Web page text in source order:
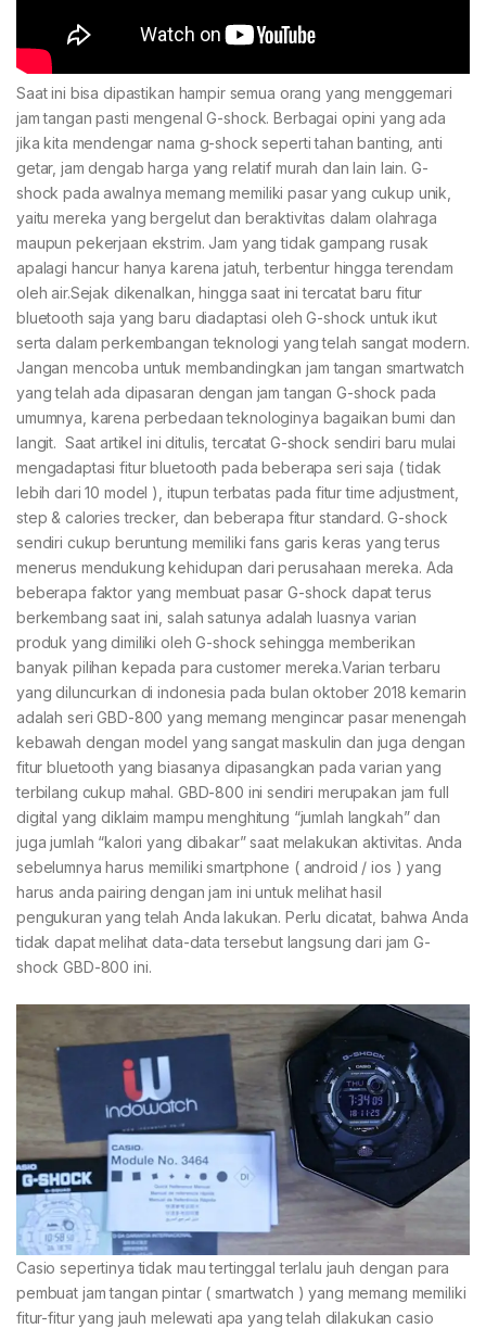
Saat ini bisa dipastikan hampir semua orang yang menggemari
jam tangan pasti mengenal G-shock. Berbagai opini yang ada
jika kita mendengar nama g-shock seperti tahan banting, anti
getar, jam dengab harga yang relatif murah dan lain lain. G-
shock pada awalnya memang memiliki pasar yang cukup unik,
yaitu mereka yang bergelut dan beraktivitas dalam olahraga
maupun pekerjaan ekstrim. Jam yang tidak gampang rusak
apalagi hancur hanya karena jatuh, terbentur hingga terendam
oleh air.Sejak dikenalkan, hingga saat ini tercatat baru fitur
bluetooth saja yang baru diadaptasi oleh G-shock untuk ikut
serta dalam perkembangan teknologi yang telah sangat modern.
Jangan mencoba untuk membandingkan jam tangan smartwatch
yang telah ada dipasaran dengan jam tangan G-shock pada
umumnya, karena perbedaan teknologinya bagaikan bumi dan
langit. Saat artikel ini ditulis, tercatat G-shock sendiri baru mulai
mengadaptasi fitur bluetooth pada beberapa seri saja ( tidak
lebih dari 10 model ), itupun terbatas pada fitur time adjustment,
step & calories trecker, dan beberapa fitur standard. G-shock
sendiri cukup beruntung memiliki fans garis keras yang terus
menerus mendukung kehidupan dari perusahaan mereka. Ada
beberapa faktor yang membuat pasar G-shock dapat terus
berkembang saat ini, salah satunya adalah luasnya varian
produk yang dimiliki oleh G-shock sehingga memberikan
banyak pilihan kepada para customer mereka.Varian terbaru
yang diluncurkan di indonesia pada bulan oktober 2018 kemarin
adalah seri GBD-800 yang memang mengincar pasar menengah
kebawah dengan model yang sangat maskulin dan juga dengan
fitur bluetooth yang biasanya dipasangkan pada varian yang
terbilang cukup mahal. GBD-800 ini sendiri merupakan jam full
digital yang diklaim mampu menghitung “jumlah langkah” dan
juga jumlah “kalori yang dibakar” saat melakukan aktivitas. Anda
sebelumnya harus memiliki smartphone ( android / ios ) yang
harus anda pairing dengan jam ini untuk melihat hasil
pengukuran yang telah Anda lakukan. Perlu dicatat, bahwa Anda
tidak dapat melihat data-data tersebut langsung dari jam G-
shock GBD-800 ini.
Casio sepertinya tidak mau tertinggal terlalu jauh dengan para
pembuat jam tangan pintar ( smartwatch ) yang memang memiliki
fitur-fitur yang jauh melewati apa yang telah dilakukan casio